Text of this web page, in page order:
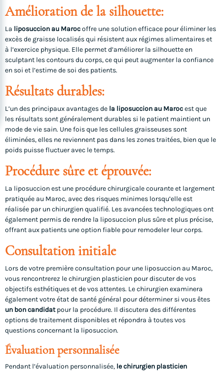
Amélioration de la silhouette:
La liposuccion au Marocoffre une solution efficace pour éliminer les
excès de graisse localisés qui résistent aux régimes alimentaires et
à l’exercice physique. Elle permet d’améliorer la silhouette en
sculptant les contours du corps, ce qui peut augmenter la confiance
en soi et l’estime de soi des patients.
Résultats durables:
L’un des principaux avantages de la liposuccion au Marocest que
les résultats sont généralement durables si le patient maintient un
mode de vie sain. Une fois que les cellules graisseuses sont
éliminées, elles ne reviennent pas dans les zones traitées, bien que le
poids puisse fluctuer avec le temps.
Procédure sûre et éprouvée:
La liposuccion est une procédure chirurgicale courante et largement
pratiquée au Maroc, avec des risques minimes lorsqu’elle est
réalisée par un chirurgien qualifié. Les avancées technologiques ont
également permis de rendre la liposuccion plus sûre et plus précise,
offrant aux patients une option fiable pour remodeler leur corps.
Consultation initiale
Lors de votre première consultation pour une liposuccion au Maroc,
vous rencontrerez le chirurgien plasticien pour discuter de vos
objectifs esthétiques et de vos attentes. Le chirurgien examinera
également votre état de santé général pour déterminer si vous êtes
un bon candidatpour la procédure. Il discutera des différentes
options de traitement disponibles et répondra à toutes vos
questions concernant la liposuccion.
Évaluation personnalisée
Pendant l’évaluation personnalisée, le chirurgien plasticien